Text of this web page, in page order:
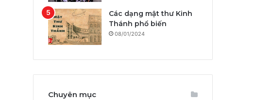
Các dạng mật thư Kinh
Thánh phổ biến
08/01/2024
Chuyên mục